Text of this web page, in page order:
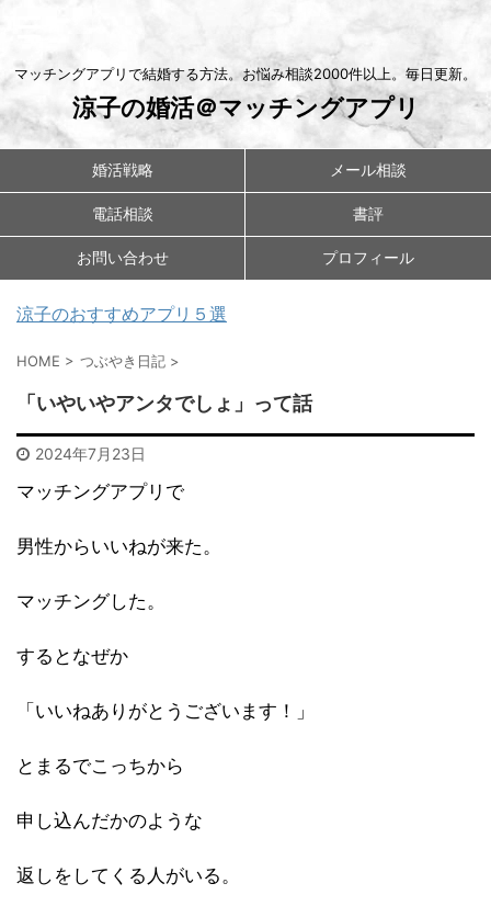
マッチングアプリで結婚する方法。お悩み相談2000件以上。毎日更新。
涼子の婚活＠マッチングアプリ
婚活戦略 メール相談
電話相談 書評
お問い合わせ プロフィール
涼子のおすすめアプリ５選
HOME > つぶやき日記 >
「いやいやアンタでしょ」って話
2024年7月23日
マッチングアプリで
男性からいいねが来た。
マッチングした。
するとなぜか
「いいねありがとうございます！」
とまるでこっちから
申し込んだかのような
返しをしてくる人がいる。